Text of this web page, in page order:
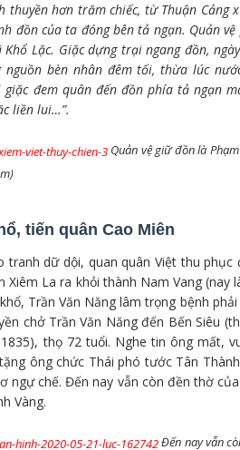
thuyền hơn trăm chiếc, từ Thuận
đồn của ta đóng bên tả ngạn. Quản
Lặc. Giặc dựng trại ngang đồn,
nguồn bèn nhân đêm tối, thừa lúc
đem quân đến đồn phía tả ngạn
liền lui…”.
Quản vệ giữ đồn là
tiến quân Cao Miên
tranh dữ dội, quan quân Việt thu
Xiêm La ra khỏi thành Nam Vang
Trần Văn Năng lâm trọng bệnh
chở Trần Văn Năng đến Bến Siêu
thọ 72 tuổi. Nghe tin ông mất,
ông chức Thái phó tước Tân
ngự chế. Đến nay vẫn còn đền thờ
Vàng.
Đến nay vẫn